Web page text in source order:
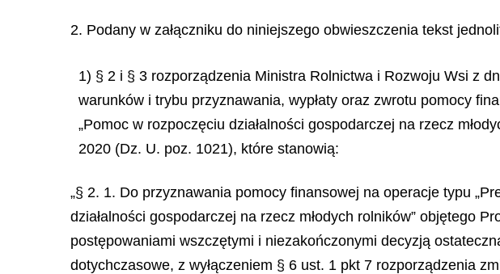
2. Podany w załączniku do niniejszego obwieszczenia tekst
1) § 2 i § 3 rozporządzenia Ministra Rolnictwa i Rozwoju Wsi z
warunków i trybu przyznawania, wypłaty oraz zwrotu pomocy
„Pomoc w rozpoczęciu działalności gospodarczej na rzecz
2020 (Dz. U. poz. 1021), które stanowią:
„§ 2. 1. Do przyznawania pomocy finansowej na operacje typu
działalności gospodarczej na rzecz młodych rolników” objętego
postępowaniami wszczętymi i niezakończonymi decyzją
dotychczasowe, z wyłączeniem § 6 ust. 1 pkt 7 rozporządzenia